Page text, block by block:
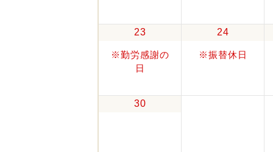
23
※勤労感謝の
日
24
※振替休日
30